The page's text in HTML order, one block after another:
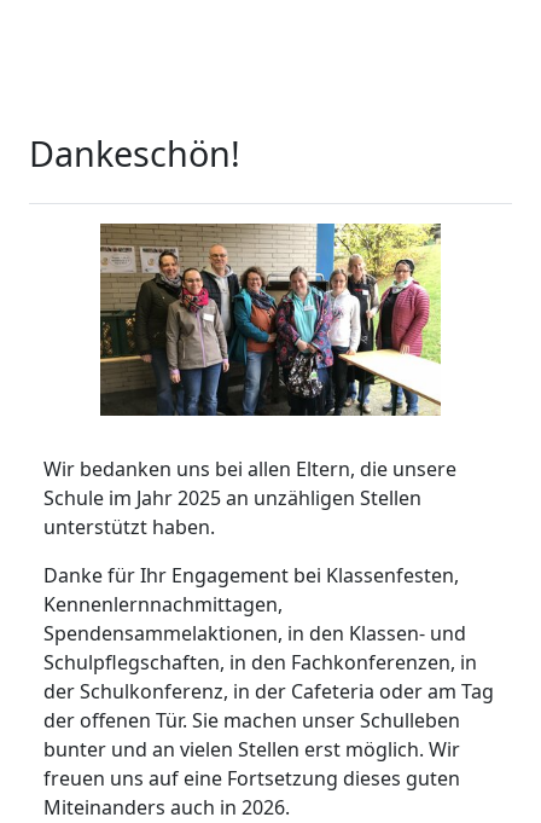
Dankeschön!
Wir bedanken uns bei allen Eltern, die unsere
Schule im Jahr 2025 an unzähligen Stellen
unterstützt haben.
Danke für Ihr Engagement bei Klassenfesten,
Kennenlernnachmittagen,
Spendensammelaktionen, in den Klassen- und
Schulpflegschaften, in den Fachkonferenzen, in
der Schulkonferenz, in der Cafeteria oder am Tag
der offenen Tür. Sie machen unser Schulleben
bunter und an vielen Stellen erst möglich. Wir
freuen uns auf eine Fortsetzung dieses guten
Miteinanders auch in 2026.